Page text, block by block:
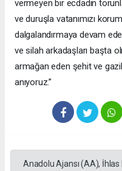
vermeyen bir ecdadın
ve duruşla vatanımızı
dalgalandırmaya devam
ve silah arkadaşları başta
armağan eden şehit ve
anıyoruz.”
Anadolu Ajansı (AA),